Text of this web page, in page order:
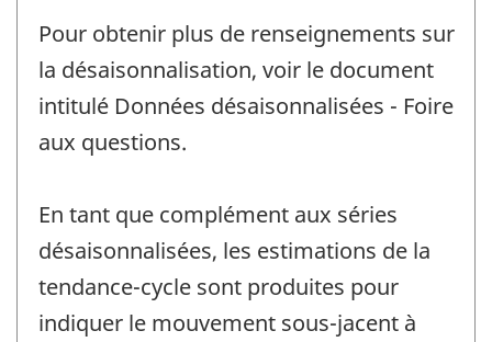
Pour obtenir plus de renseignements sur
la désaisonnalisation, voir le document
intitulé Données désaisonnalisées - Foire
aux questions.
En tant que complément aux séries
désaisonnalisées, les estimations de la
tendance-cycle sont produites pour
indiquer le mouvement sous-jacent à